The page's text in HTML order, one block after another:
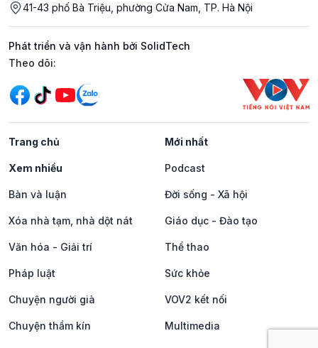
41-43 phố Bà Triệu, phường Cửa Nam, TP. Hà Nội
Phát triển và vận hành bởi SolidTech
Mạng xã hội
Theo dõi:
Trang chủ Mới nhất
Xem nhiều Podcast
Bàn và luận Đời sống - Xã hội
Xóa nhà tạm, nhà dột nát Giáo dục - Đào tạo
Văn hóa - Giải trí Thể thao
Pháp luật Sức khỏe
Chuyện người già VOV2 kết nối
Chuyện thầm kín Multimedia